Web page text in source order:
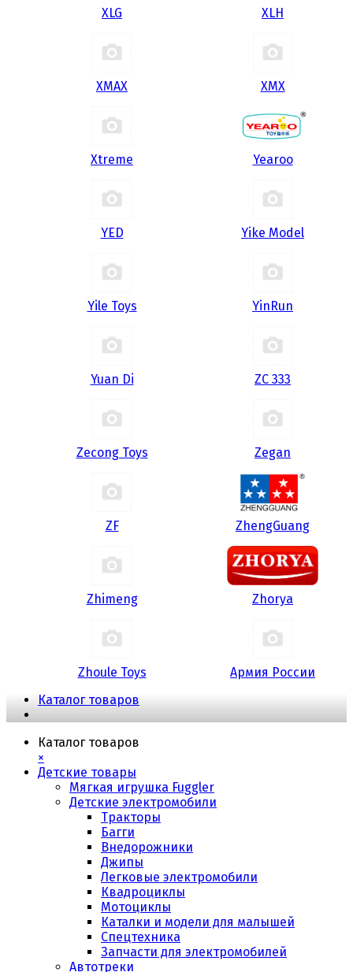
XLG XLH
XMAX XMX
Xtreme Yearoo
YED Yike Model
Yile Toys YinRun
Yuan Di ZC 333
Zecong Toys Zegan
ZF ZhengGuang
Zhimeng Zhorya
Zhoule Toys
Армия России
Каталог товаров
Каталог товаров
×
Детские товары
Мягкая игрушка Fuggler
Детские электромобили
Тракторы
Багги
Внедорожники
Джипы
Легковые электромобили
Квадроциклы
Мотоциклы
Каталки и модели для малышей
Спецтехника
Запчасти для электромобилей
Автотреки